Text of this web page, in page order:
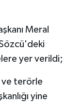
Meral
yer verildi;
ve terörle
yine